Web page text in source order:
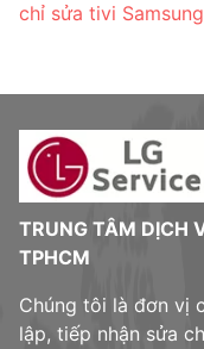
chỉ sửa tivi
TRUNG TÂM DỊCH
TPHCM
Chúng tôi là đơn vị
lập, tiếp nhận sửa